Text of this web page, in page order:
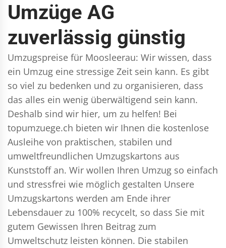
Umzüge AG
zuverlässig günstig
Umzugspreise für Moosleerau: Wir wissen, dass
ein Umzug eine stressige Zeit sein kann. Es gibt
so viel zu bedenken und zu organisieren, dass
das alles ein wenig überwältigend sein kann.
Deshalb sind wir hier, um zu helfen! Bei
topumzuege.ch bieten wir Ihnen die kostenlose
Ausleihe von praktischen, stabilen und
umweltfreundlichen Umzugskartons aus
Kunststoff an. Wir wollen Ihren Umzug so einfach
und stressfrei wie möglich gestalten Unsere
Umzugskartons werden am Ende ihrer
Lebensdauer zu 100% recycelt, so dass Sie mit
gutem Gewissen Ihren Beitrag zum
Umweltschutz leisten können. Die stabilen